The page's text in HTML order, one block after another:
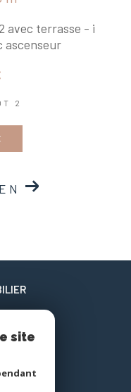
avec terrasse - i
ascenseur
2
Plage
site